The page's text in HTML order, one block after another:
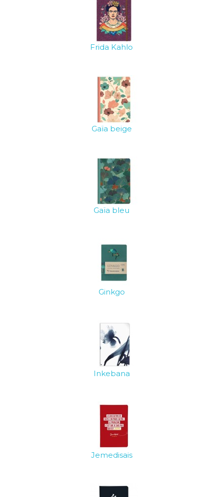
Frida Kahlo
Gaïa beige
Gaïa bleu
Ginkgo
Inkebana
Jemedisais